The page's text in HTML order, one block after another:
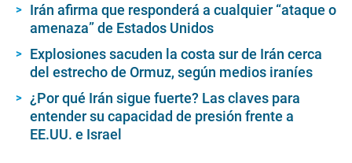
Irán afirma que responderá a cualquier “ataque o
amenaza” de Estados Unidos
Explosiones sacuden la costa sur de Irán cerca
del estrecho de Ormuz, según medios iraníes
¿Por qué Irán sigue fuerte? Las claves para
entender su capacidad de presión frente a
EE.UU. e Israel